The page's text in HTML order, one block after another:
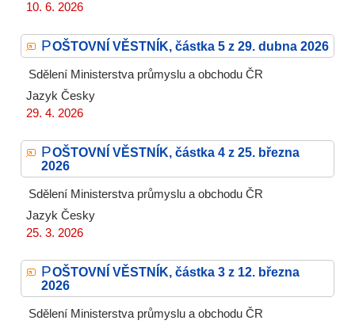
10. 6. 2026
POŠTOVNÍ VĚSTNÍK, částka 5 z 29. dubna 2026
Sdělení Ministerstva průmyslu a obchodu ČR
Jazyk Česky
29. 4. 2026
POŠTOVNÍ VĚSTNÍK, částka 4 z 25. března
2026
Sdělení Ministerstva průmyslu a obchodu ČR
Jazyk Česky
25. 3. 2026
POŠTOVNÍ VĚSTNÍK, částka 3 z 12. března
2026
Sdělení Ministerstva průmyslu a obchodu ČR